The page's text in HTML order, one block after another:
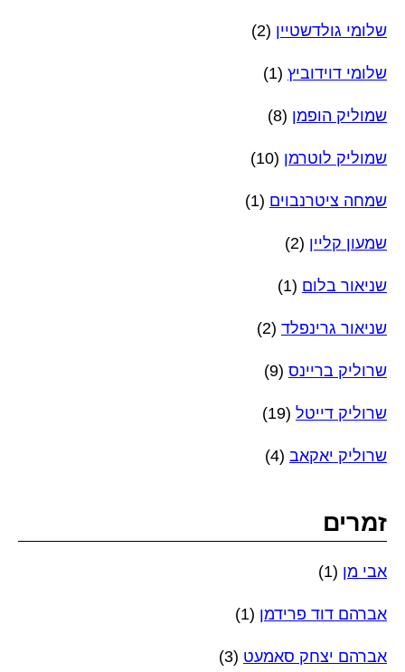
שלומי גולדשטיין (2)
שלומי דוידוביץ (1)
שמוליק הופמן (8)
שמוליק לוטרמן (10)
שמחה ציטרנבוים (1)
שמעון קליין (2)
שניאור בלום (1)
שניאור גרינפלד (2)
שרוליק בריינס (9)
שרוליק דייטל (19)
שרוליק יאקאב (4)
זמרים
אבי מן (1)
אברהם דוד פרידמן (1)
אברהם יצחק סאמעט (3)